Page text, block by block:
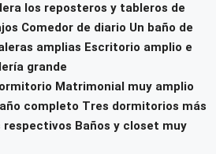
los reposteros y tableros de
Comedor de diario Un baño de
amplias Escritorio amplio e
grande
Matrimonial muy amplio
completo Tres dormitorios más
respectivos Baños y closet muy